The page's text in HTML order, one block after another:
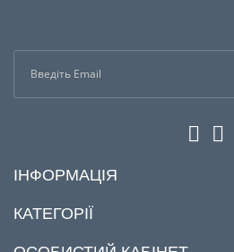
ІНФОРМАЦІЯ
КАТЕГОРІЇ